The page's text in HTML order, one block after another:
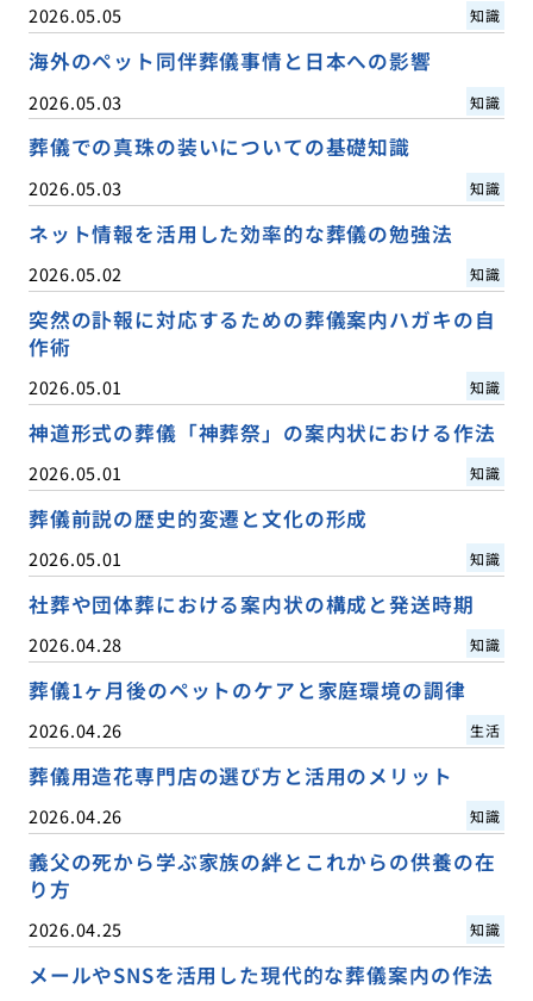
2026.05.05 知識
海外のペット同伴葬儀事情と日本への影響
2026.05.03 知識
葬儀での真珠の装いについての基礎知識
2026.05.03 知識
ネット情報を活用した効率的な葬儀の勉強法
2026.05.02 知識
突然の訃報に対応するための葬儀案内ハガキの自
作術
2026.05.01 知識
神道形式の葬儀「神葬祭」の案内状における作法
2026.05.01 知識
葬儀前説の歴史的変遷と文化の形成
2026.05.01 知識
社葬や団体葬における案内状の構成と発送時期
2026.04.28 知識
葬儀1ヶ月後のペットのケアと家庭環境の調律
2026.04.26 生活
葬儀用造花専門店の選び方と活用のメリット
2026.04.26 知識
義父の死から学ぶ家族の絆とこれからの供養の在
り方
2026.04.25 知識
メールやSNSを活用した現代的な葬儀案内の作法